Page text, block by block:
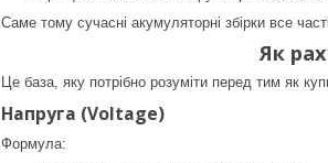
Саме тому сучасні акумуляторні збірки все
Як
Це база, яку потрібно розуміти перед тим як
Напруга (Voltage)
Формула: